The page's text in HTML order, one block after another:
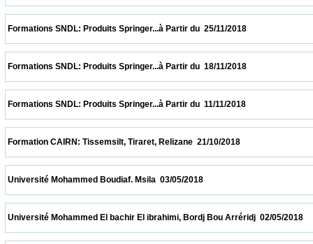
Formations SNDL: Produits Springer...à Partir du  25/11/2018
Formations SNDL: Produits Springer...à Partir du  18/11/2018
Formations SNDL: Produits Springer...à Partir du  11/11/2018
Formation CAIRN: Tissemsilt, Tiraret, Relizane  21/10/2018
Université Mohammed Boudiaf. Msila  03/05/2018
Université Mohammed El bachir El ibrahimi, Bordj Bou Arréridj